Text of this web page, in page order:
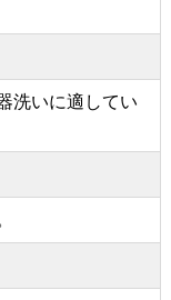
洗いに適してい